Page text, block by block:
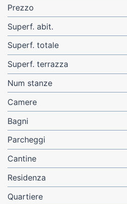
Prezzo
Superf. abit.
Superf. totale
Superf. terrazza
Num stanze
Camere
Bagni
Parcheggi
Cantine
Residenza
Quartiere